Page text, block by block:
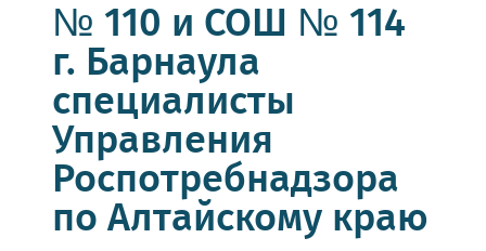
№ 110 и СОШ № 114
г. Барнаула
специалисты
Управления
Роспотребнадзора
по Алтайскому краю